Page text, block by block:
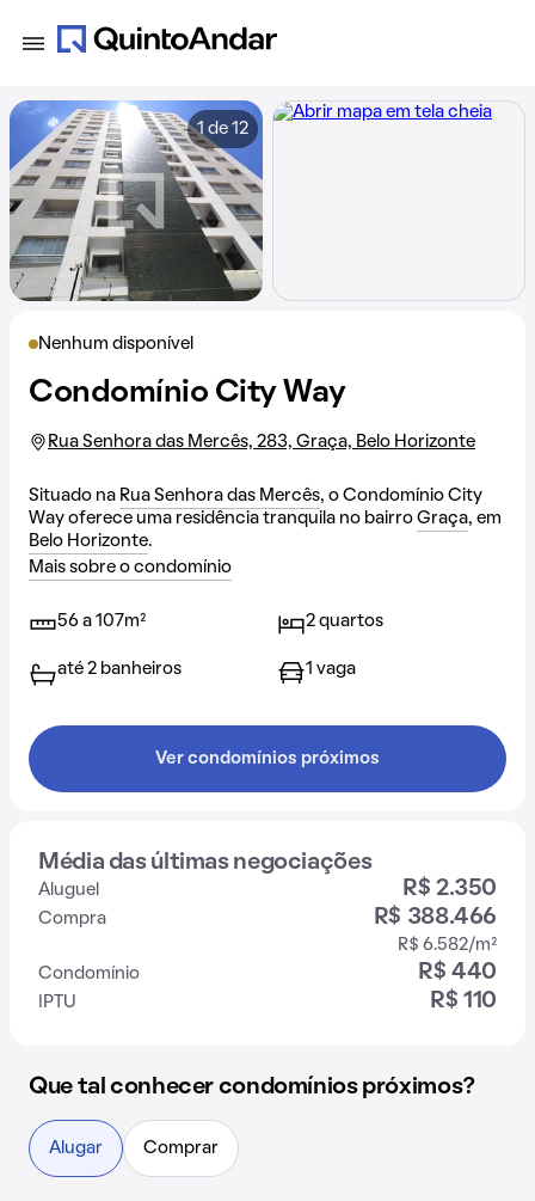
Nenhum disponível
Condomínio City Way
Rua Senhora das Mercês, 283, Graça, Belo Horizonte
Situado na Rua Senhora das Mercês, o Condomínio City
Way oferece uma residência tranquila no bairro Graça, em
Belo Horizonte.
Mais sobre o condomínio
56 a 107m² 2 quartos
até 2 banheiros 1 vaga
Ver condomínios próximos
Média das últimas negociações
Aluguel R$ 2.350
Compra R$ 388.466
R$ 6.582/m²
Condomínio
R$ 440
IPTU R$ 110
1 de 12
Que tal conhecer condomínios próximos?
Alugar Comprar